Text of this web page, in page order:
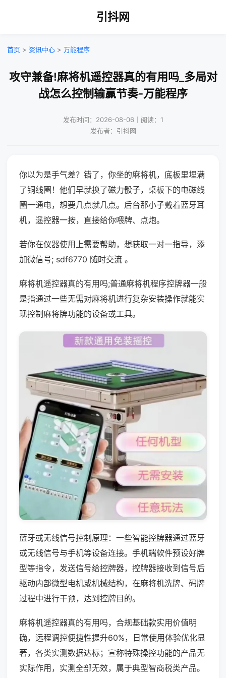
引抖网
首页 > 资讯中心 > 万能程序
攻守兼备!麻将机遥控器真的有用吗_多局对
战怎么控制输赢节奏-万能程序
发布时间：2026-08-06｜阅读：1
发布者：引抖网
你以为是手气差？错了，你坐的麻将机，底板里埋满
了铜线圈！他们早就换了磁力骰子，桌板下的电磁线
圈一通电，想要几点就几点。后台那小子戴着蓝牙耳
机，遥控器一按，直接给你喂牌、点炮。
若你在仪器使用上需要帮助，想获取一对一指导，添
加微信号; sdf6770 随时交流 。
麻将机遥控器真的有用吗;普通麻将机程序控牌器一般
是指通过一些无需对麻将机进行复杂安装操作就能实
现控制麻将牌功能的设备或工具。
蓝牙或无线信号控制原理：一些智能控牌器通过蓝牙
或无线信号与手机等设备连接。手机端软件预设好牌
型等指令，发送信号给控牌器，控牌器接收到信号后
驱动内部微型电机或机械结构，在麻将机洗牌、码牌
过程中进行干预，达到控牌目的。
麻将机遥控器真的有用吗，合规基础款实用价值明
确，远程调控便捷性提升60%，日常使用体验优化显
著，各类实测数据达标；宣称特殊操控功能的产品无
实际作用，实测全部无效，属于典型智商税类产品。